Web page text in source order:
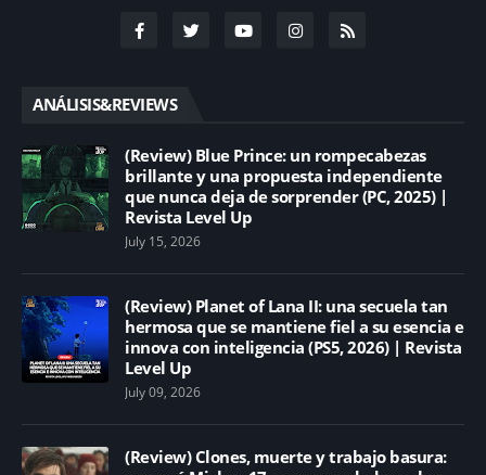
ANÁLISIS&REVIEWS
(Review) Blue Prince: un rompecabezas
brillante y una propuesta independiente
que nunca deja de sorprender (PC, 2025) |
Revista Level Up
July 15, 2026
(Review) Planet of Lana II: una secuela tan
hermosa que se mantiene fiel a su esencia e
innova con inteligencia (PS5, 2026) | Revista
Level Up
July 09, 2026
(Review) Clones, muerte y trabajo basura: